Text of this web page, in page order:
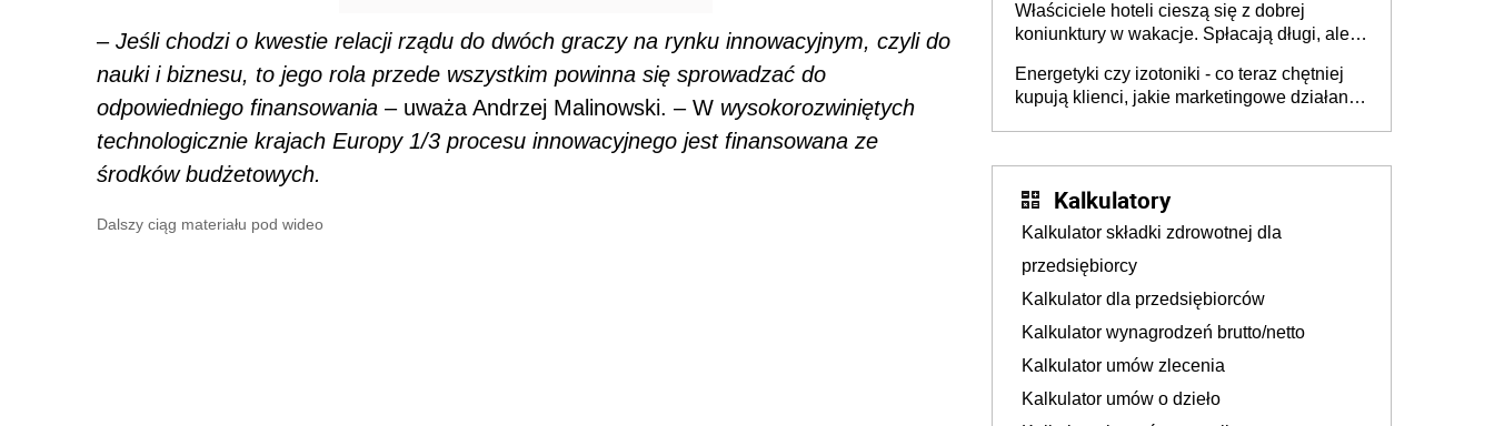
– Jeśli chodzi o kwestie relacji rządu do dwóch graczy na rynku innowacyjnym, czyli do
nauki i biznesu, to jego rola przede wszystkim powinna się sprowadzać do
odpowiedniego finansowania – uważa Andrzej Malinowski. – W wysokorozwiniętych
technologicznie krajach Europy 1/3 procesu innowacyjnego jest finansowana ze
środków budżetowych.
Dalszy ciąg materiału pod wideo
tam, gdzie wielu spędzi urlop po cichu
Właściciele hoteli cieszą się z dobrej
koniunktury w wakacje. Spłacają długi, ale
Energetyki czy izotoniki - co teraz chętniej
kupują klienci, jakie marketingowe działania
Kalkulatory
Kalkulator składki zdrowotnej dla
przedsiębiorcy
Kalkulator dla przedsiębiorców
Kalkulator wynagrodzeń brutto/netto
Kalkulator umów zlecenia
Kalkulator umów o dzieło